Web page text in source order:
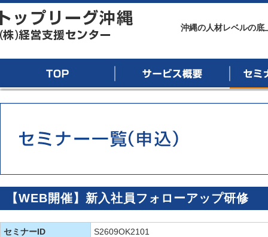
沖縄の人材レベルの底
【WEB開催】新入社員フォローアップ研修
セミナーID
S2609OK2101